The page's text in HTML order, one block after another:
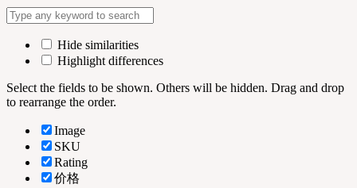
Hide similarities
Highlight differences
Select the fields to be shown. Others will be hidden. Drag and drop
to rearrange the order.
Image
SKU
Rating
价格